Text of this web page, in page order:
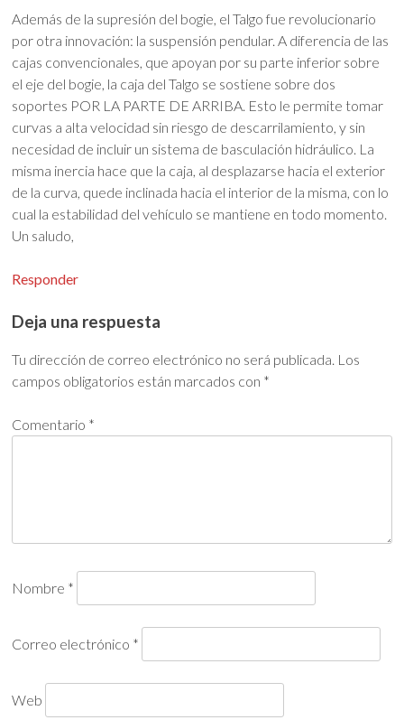
Además de la supresión del bogie, el Talgo fue revolucionario
por otra innovación: la suspensión pendular. A diferencia de las
cajas convencionales, que apoyan por su parte inferior sobre
el eje del bogie, la caja del Talgo se sostiene sobre dos
soportes POR LA PARTE DE ARRIBA. Esto le permite tomar
curvas a alta velocidad sin riesgo de descarrilamiento, y sin
necesidad de incluir un sistema de basculación hidráulico. La
misma inercia hace que la caja, al desplazarse hacia el exterior
de la curva, quede inclinada hacia el interior de la misma, con lo
cual la estabilidad del vehículo se mantiene en todo momento.
Un saludo,
Responder
Deja una respuesta
Tu dirección de correo electrónico no será publicada. Los
campos obligatorios están marcados con *
Comentario *
Nombre *
Correo electrónico *
Web